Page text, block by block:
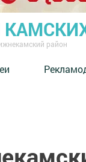
район